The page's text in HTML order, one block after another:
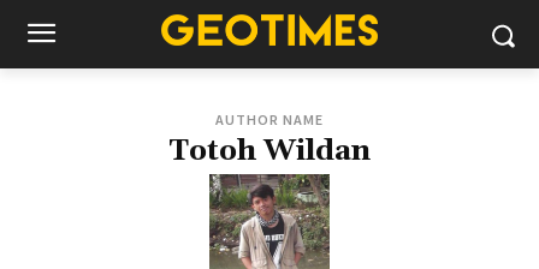
AUTHOR NAME
Totoh Wildan